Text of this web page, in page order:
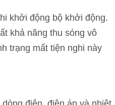
khởi động bộ khởi động.
khả năng thu sóng vô
trạng mất tiện nghi này